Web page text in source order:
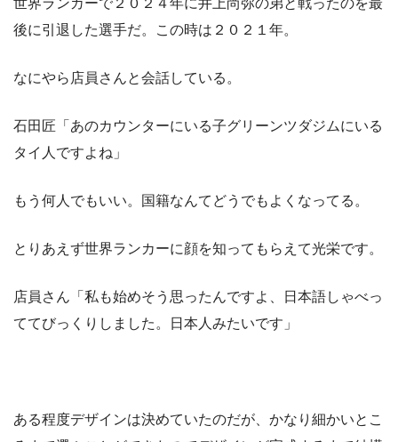
世界ランカーで２０２４年に井上尚弥の弟と戦ったのを最
後に引退した選手だ。この時は２０２１年。
なにやら店員さんと会話している。
石田匠「あのカウンターにいる子グリーンツダジムにいる
タイ人ですよね」
もう何人でもいい。国籍なんてどうでもよくなってる。
とりあえず世界ランカーに顔を知ってもらえて光栄です。
店員さん「私も始めそう思ったんですよ、日本語しゃべっ
ててびっくりしました。日本人みたいです」
ある程度デザインは決めていたのだが、かなり細かいとこ